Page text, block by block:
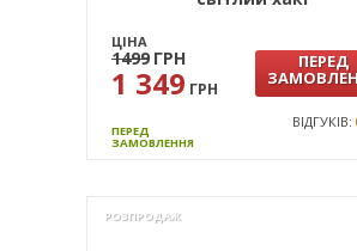
ЦІНА
1499 ГРН
1 349 ГРН
ПЕРЕД
ПЕРЕД
ЗАМОВЛЕННЯ
ВІДГУКІВ:
РОЗПРОДАЖ